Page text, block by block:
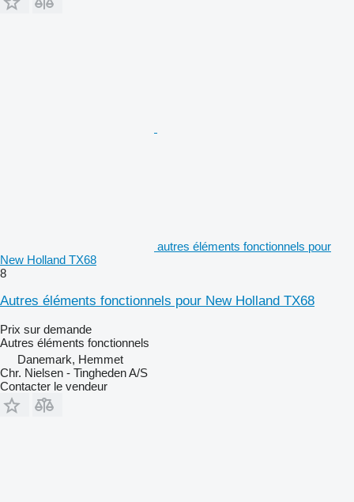
autres éléments fonctionnels pour
New Holland TX68
8
Autres éléments fonctionnels pour New Holland TX68
Prix sur demande
Autres éléments fonctionnels
Danemark, Hemmet
Chr. Nielsen - Tingheden A/S
Contacter le vendeur